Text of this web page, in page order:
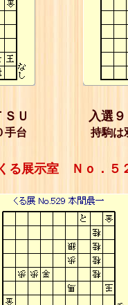
Ｕ
手台
入選
持駒
る展示室 Ｎｏ．５